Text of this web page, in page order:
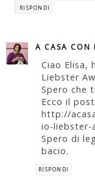
RISPONDI
A CASA CON
Ciao Elisa,
Liebster
Spero che
Ecco il
http://
io-liebster-
Spero di
bacio.
RISPONDI